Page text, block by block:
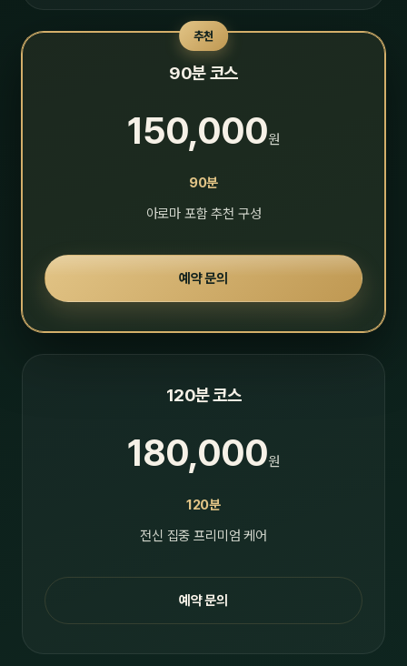
추천
90분 코스
150,000원
90분
아로마 포함 추천 구성
예약 문의
120분 코스
180,000원
120분
전신 집중 프리미엄 케어
예약 문의